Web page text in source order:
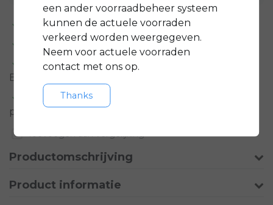
Standaard 3 jaargarantie op bijna alle fietsen
GRATISservicepakket t.w.v. minimaal € 150,-
Gratis rijklarebezorging in regio groot
Eindhoven
Meer informatie?
product
Toevoegen aan vergelijking
Productomschrijving
Product informatie
een ander voorraadbeheer systeem
kunnen de actuele voorraden
verkeerd worden weergegeven.
Neem voor actuele voorraden
contact met ons op.
Thanks